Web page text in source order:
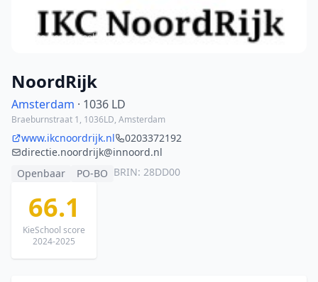
Photo from school website
NoordRijk
Amsterdam · 1036 LD
Braeburnstraat 1, 1036LD, Amsterdam
www.ikcnoordrijk.nl
0203372192
directie.noordrijk@innoord.nl
Openbaar
PO-BO BRIN: 28DD00
66.1
KieSchool score
2024-2025